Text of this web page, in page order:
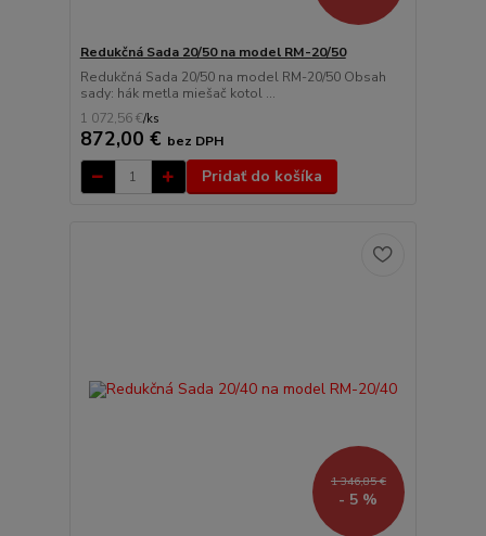
Redukčná Sada 20/50 na model RM-20/50
Redukčná Sada 20/50 na model RM-20/50 Obsah
sady: hák metla miešač kotol ...
1 072,56 €/ks
872,00 € bez DPH
Pridať do košíka
1 346,85 €
- 5 %